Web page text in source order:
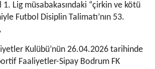
Lig müsabakasındaki “çirkin ve kötü
Futbol Disiplin Talimatı’nın 53.
Kulübü’nün 26.04.2026 tarihinde
Faaliyetler-Sipay Bodrum FK